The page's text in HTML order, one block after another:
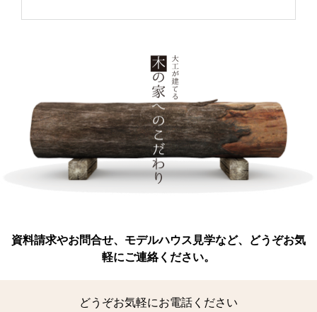
資料請求やお問合せ、モデルハウス見学など、どうぞお気
軽にご連絡ください。
どうぞお気軽にお電話ください